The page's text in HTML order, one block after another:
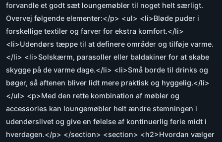
forvandle et godt sæt loungemøbler til noget helt særligt.
Overvej følgende elementer:</p> <ul> <li>Bløde puder i
forskellige textiler og farver for ekstra komfort.</li>
<li>Udendørs tæppe til at definere områder og tilføje varme.
</li> <li>Solskærm, parasoller eller baldakiner for at skabe
skygge på de varme dage.</li> <li>Små borde til drinks og
bøger, så aftenen bliver lidt mere praktisk og hyggelig.</li>
</ul> <p>Med den rette kombination af møbler og
accessories kan loungemøbler helt ændre stemningen i
udendørslivet og give en følelse af kontinuerlig ferie midt i
hverdagen.</p> </section> <section> <h2>Hvordan vælger